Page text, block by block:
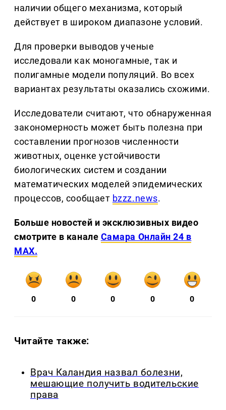
наличии общего механизма, который
действует в широком диапазоне условий.
Для проверки выводов ученые
исследовали как моногамные, так и
полигамные модели популяций. Во всех
вариантах результаты оказались схожими.
Исследователи считают, что обнаруженная
закономерность может быть полезна при
составлении прогнозов численности
животных, оценке устойчивости
биологических систем и создании
математических моделей эпидемических
процессов, сообщает bzzz.news.
Больше новостей и эксклюзивных видео
смотрите в канале Самара Онлайн 24 в
MAX.
0 0 0 0 0
Читайте также:
Врач Каландия назвал болезни,
мешающие получить водительские
права